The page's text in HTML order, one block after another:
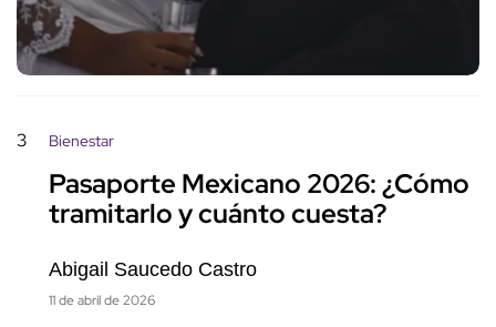
3 Bienestar
Pasaporte Mexicano 2026: ¿Cómo
tramitarlo y cuánto cuesta?
Abigail Saucedo Castro
11 de abril de 2026